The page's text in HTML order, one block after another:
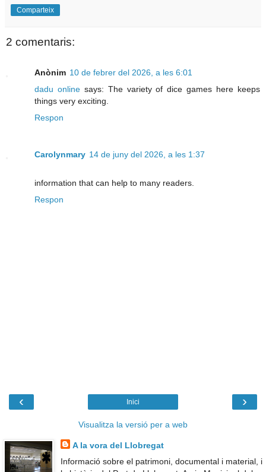
Comparteix
2 comentaris:
Anònim 10 de febrer del 2026, a les 6:01
dadu onlinesays: The variety of dice games here keeps
things very exciting.
Respon
Carolynmary 14 de juny del 2026, a les 1:37
information that can help to many readers.
Respon
‹ ›
Inici
Visualitza la versió per a web
A la vora del Llobregat
Informació sobre el patrimoni, documental i material, i